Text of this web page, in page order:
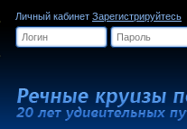
Личный кабинет Зарегистрируйтесь